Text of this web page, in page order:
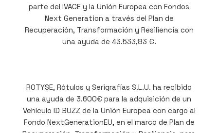
parte del IVACE y la Unión Europea con Fondos
Next Generation a través del Plan de
Recuperación, Transformación y Resiliencia con
una ayuda de 43.533,83 €.
ROTYSE, Rótulos y Serigrafías S.L.U. ha recibido
una ayuda de 3.600€ para la adquisición de un
Vehículo ID BUZZ de la Unión Europea con cargo al
Fondo NextGenerationEU, en el marco de Plan de